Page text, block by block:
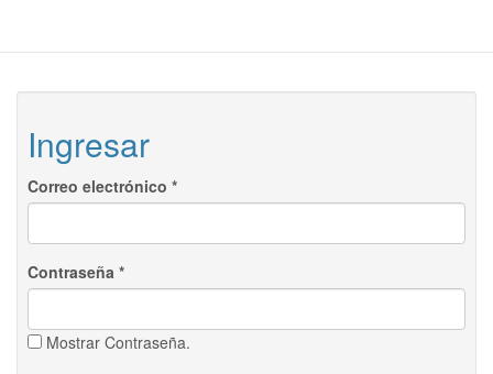
Ingresar
Correo electrónico *
Contraseña *
Mostrar Contraseña.